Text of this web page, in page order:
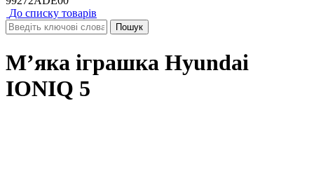
До списку товарів
М’яка іграшка Hyundai
IONIQ 5